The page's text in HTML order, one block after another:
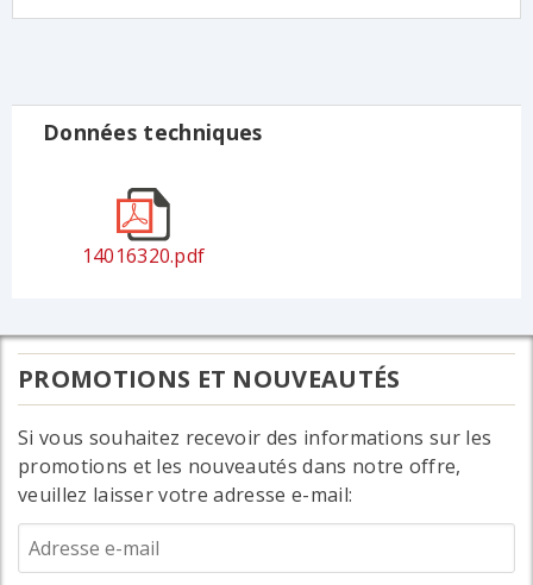
Données techniques
14016320.pdf
PROMOTIONS ET NOUVEAUTÉS
Si vous souhaitez recevoir des informations sur les
promotions et les nouveautés dans notre offre,
veuillez laisser votre adresse e-mail: